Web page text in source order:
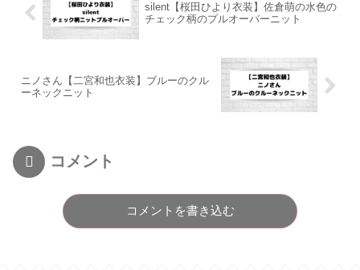
silent【桜田ひより衣装】佐倉萌の水色の
チェック柄のプルオーバーニット
ニノさん【二宮和也衣装】ブルーのクル
ーネックニット
コメント
コメントを書き込む